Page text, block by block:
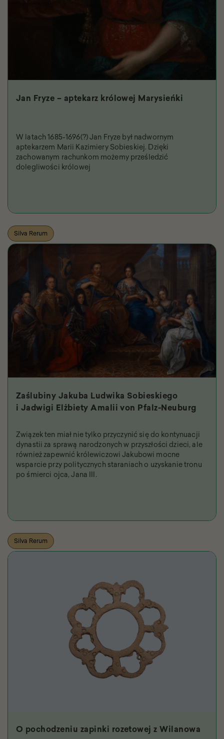
Jan Fryze – aptekarz królowej Marysieńki
W latach 1685-1696(?) Jan Fryze był nadwornym
aptekarzem Marii Kazimiery Sobieskiej. Dzięki
zachowanym rachunkom możemy prześledzić
dolegliwości królowej
Silva Rerum
Zaślubiny Jakuba Ludwika Sobieskiego
i Jadwigi Elżbiety Amalii von Pfalz-Neuburg
Związek ten miał nie tylko przyczynić się do kontynuacji
dynastii za sprawą narodzonych w przyszłości dzieci, ale
również zapewnić królewiczowi Jakubowi mocne
wsparcie przy politycznych staraniach o uzyskanie tronu
po śmierci ojca, Jana III.
Silva Rerum
O pochodzeniu zapinki rozetowej z Wilanowa